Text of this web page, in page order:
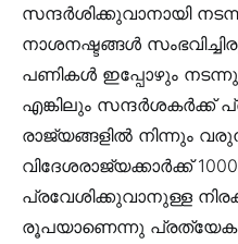
സന്ദർശിക്കുവാനായി
നാശനഷ്ടങ്ങൾ
പണികൾ ഇപ്പോഴും
എങ്കിലും സന്ദർശകർക്ക്
രാജ്യങ്ങളിൽ നിന്നും
വിദേശരാജ്യക്കാർക്ക്
പ്രവേശിക്കുവാനുള്ള
രൂപയാണെന്നു